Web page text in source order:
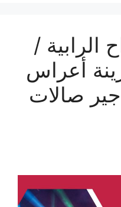
الرابية /
/ زينة أعراس
صالات